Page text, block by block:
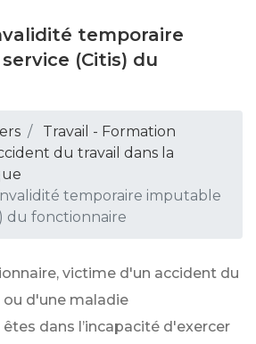
temporaire
(Citis) du
Travail - Formation
du travail dans la
temporaire imputable
du fonctionnaire
victime d'un accident du
d'une maladie
dans l’incapacité d'exercer